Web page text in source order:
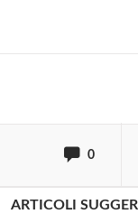
0
ARTICOLI